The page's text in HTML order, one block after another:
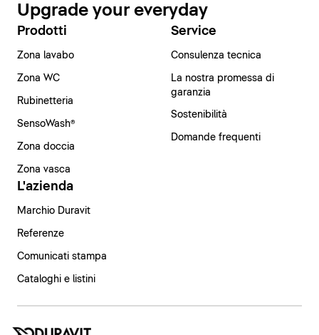
Upgrade your everyday
Prodotti
Zona lavabo
Zona WC
Rubinetteria
SensoWash®
Zona doccia
Zona vasca
Service
Consulenza tecnica
La nostra promessa di
garanzia
Sostenibilità
Domande frequenti
L'azienda
Marchio Duravit
Referenze
Comunicati stampa
Cataloghi e listini